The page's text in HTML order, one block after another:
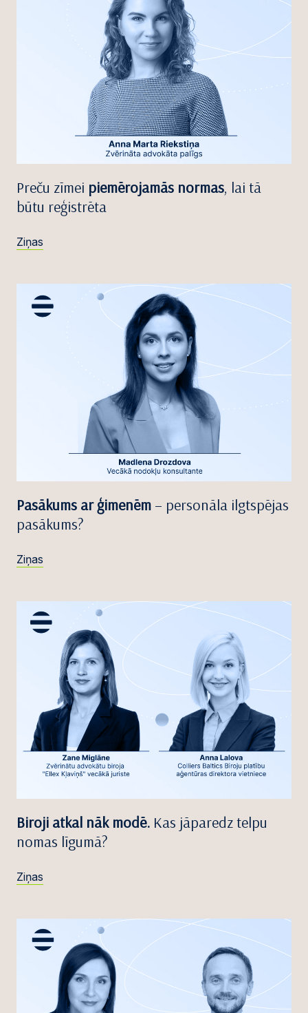
Preču zīmei piemērojamās normas, lai tā
būtu reģistrēta
Ziņas
Pasākums ar ģimenēm – personāla ilgtspējas
pasākums?
Ziņas
Biroji atkal nāk modē. Kas jāparedz telpu
nomas līgumā?
Ziņas